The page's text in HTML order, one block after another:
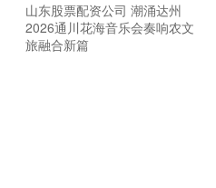
山东股票配资公司 潮涌达州
2026通川花海音乐会奏响农文
旅融合新篇